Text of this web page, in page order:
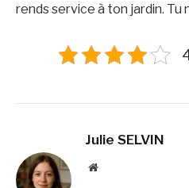
rends service à ton jardin. Tu
Julie SELVIN
Website